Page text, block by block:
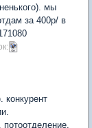
мы
за 400р/ в
конкурент